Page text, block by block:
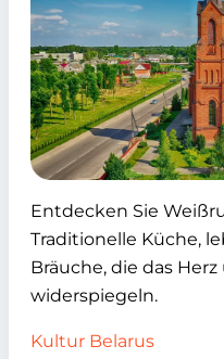
Entdecken Sie
Traditionelle Küche,
Bräuche, die das
widerspiegeln.
Kultur Belarus